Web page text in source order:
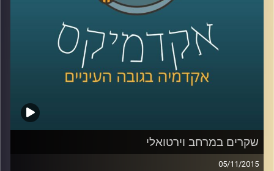
שקרים במרחב וירטואלי
05/11/2015